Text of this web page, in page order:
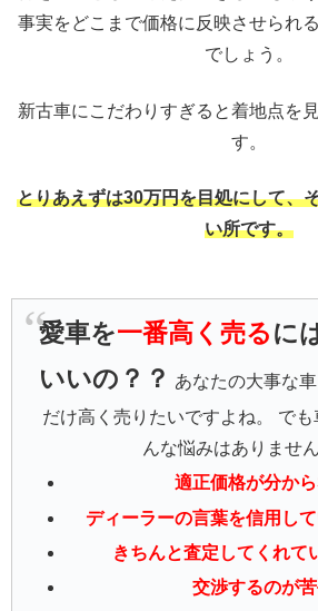
事実をどこまで価格に反映させられ
でしょう。
新古車にこだわりすぎると着地点を
す。
とりあえずは30万円を目処にして、
い所です。
愛車を一番高く売るに
いいの？？ あなたの大事な
だけ高く売りたいですよね。 でも
んな悩みはありませ
適正価格が分か
ディーラーの言葉を信用し
きちんと査定してくれて
交渉するのが